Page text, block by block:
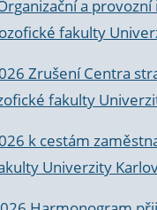
a provozní
fakulty
Zrušení Centra
fakulty
k cestám
Univerzity